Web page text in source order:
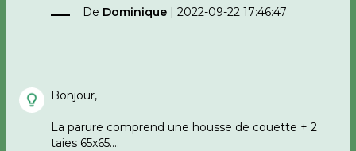
De Dominique | 2022-09-22 17:46:47
Bonjour,
La parure comprend une housse de couette + 2
taies 65x65.